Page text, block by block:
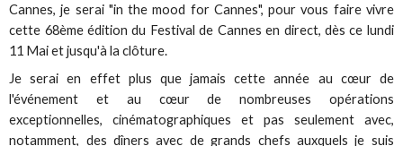
Cannes, je serai "in the mood for Cannes", pour vous faire vivre
cette 68ème édition du Festival de Cannes en direct, dès ce lundi
11 Mai et jusqu'à la clôture.
Je serai en effet plus que jamais cette année au cœur de
l'événement et au cœur de nombreuses opérations
exceptionnelles, cinématographiques et pas seulement avec,
notamment, des dîners avec de grands chefs auxquels je suis